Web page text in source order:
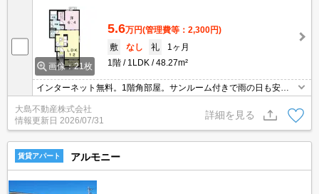
画像：21枚
5.6万円(管理費等：2,300円)
敷
なし 礼
1ヶ月
1階
1LDK 48.27m²
インターネット無料。1階角部屋。サンルーム付きで雨の日も安
心。追い炊き機能。浴室乾燥。
大島不動産株式会社
情報更新日 2026/07/31
詳細を見る
賃貸アパート アルモニー